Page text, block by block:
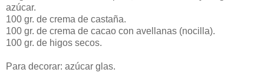
azúcar.
100 gr. de crema de castaña.
100 gr. de crema de cacao con avellanas (nocilla).
100 gr. de higos secos.
Para decorar: azúcar glas.